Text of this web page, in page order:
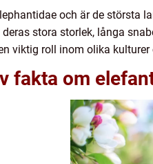
och är de största
stora storlek, långa
viktig roll inom olika kulturer
fakta om